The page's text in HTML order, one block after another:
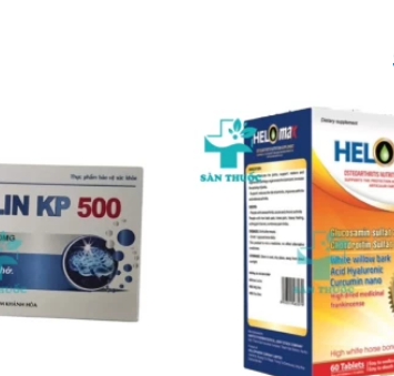
hạ thảo Kang Hwa Health ở đâu?
mua các sản phẩm củađông trùng hạ thảo Kang
tiếp tại cửa hàng với khách lẻ theo khung giờ
Ngõ 133 Nguyễn Trãi, Thanh Xuân, Hà Nội
:http://santhuoc.net
số điện thoại hotline :
Call/Zalo:0901796388để
bạn nên mua Đông Trùng Hạ
KangHwa Health tại Sàn Thuốc cam kết chính